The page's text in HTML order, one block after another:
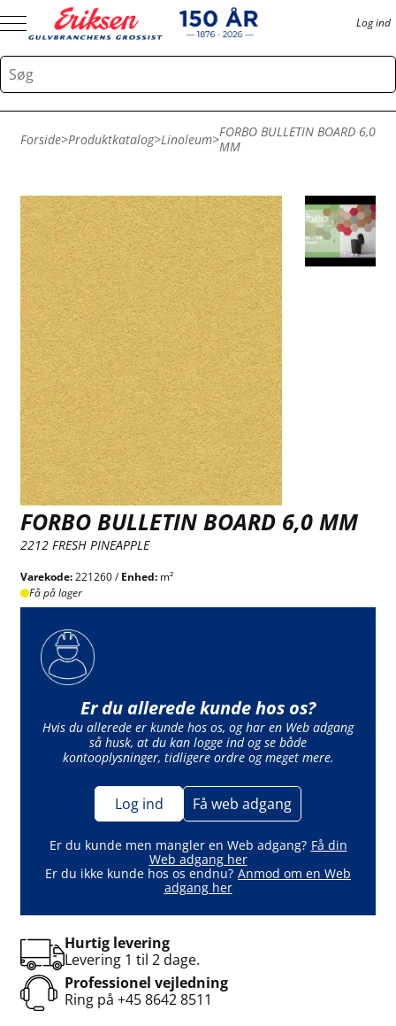
Log ind
Forside>Produktkatalog>Linoleum>FORBO BULLETIN BOARD 6,0
MM
FORBO BULLETIN BOARD 6,0 MM
2212 FRESH PINEAPPLE
Varekode:221260 /Enhed: m²
Få på lager
Er du allerede kunde hos os?
Hvis du allerede er kunde hos os, og har en Web adgang
så husk, at du kan logge ind og se både
kontooplysninger, tidligere ordre og meget mere.
Log ind Få web adgang
Er du kunde men mangler en Web adgang? Få din
Web adgang her
Er du ikke kunde hos os endnu? Anmod om en Web
adgang her
Hurtig levering
Levering 1 til 2 dage.
Professionel vejledning
Ring på +45 8642 8511